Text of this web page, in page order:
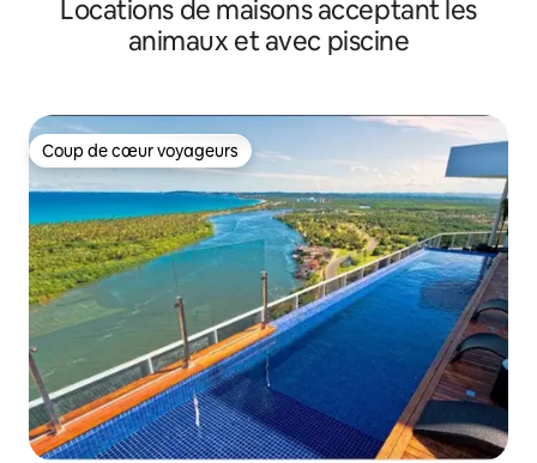
Locations de maisons acceptant les
animaux et avec piscine
Coup de cœur voyageurs
Coup de cœur voyageurs